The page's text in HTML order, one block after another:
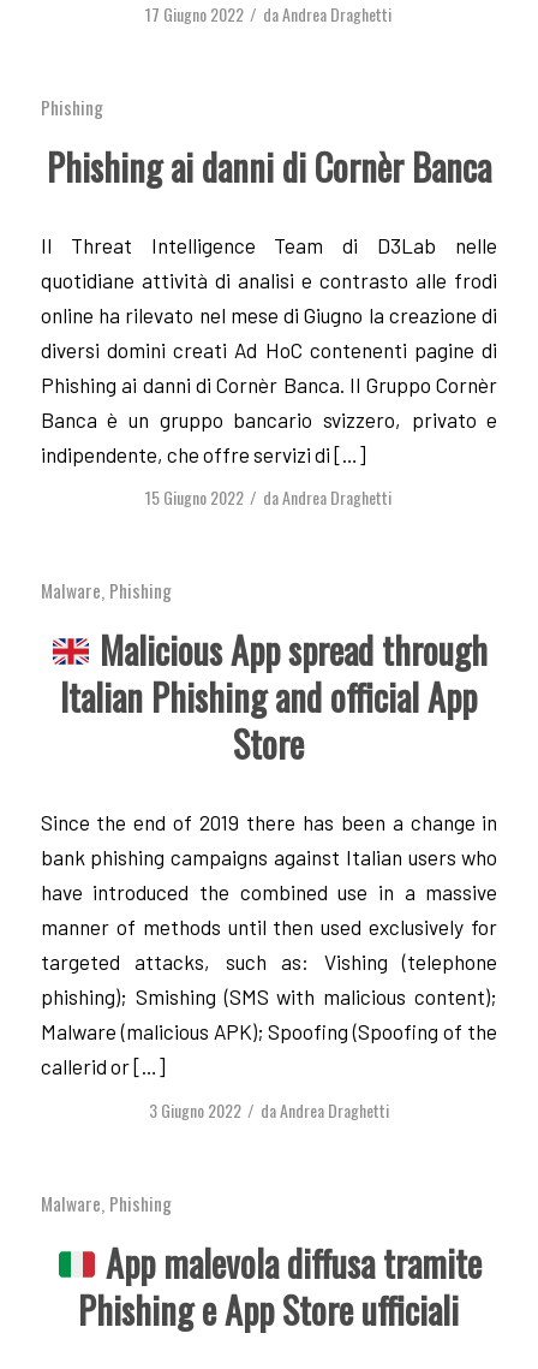
17 Giugno 2022 / daAndrea Draghetti
Phishing
Phishing ai danni di Cornèr Banca
Il Threat Intelligence Team di D3Lab nelle
quotidiane attività di analisi e contrasto alle frodi
online ha rilevato nel mese di Giugno la creazione di
diversi domini creati Ad HoC contenenti pagine di
Phishing ai danni di Cornèr Banca. Il Gruppo Cornèr
Banca è un gruppo bancario svizzero, privato e
indipendente, che offre servizi di […]
15 Giugno 2022 / daAndrea Draghetti
Malware, Phishing
Malicious App spread through
Italian Phishing and official App
Store
Since the end of 2019 there has been a change in
bank phishing campaigns against Italian users who
have introduced the combined use in a massive
manner of methods until then used exclusively for
targeted attacks, such as: Vishing (telephone
phishing); Smishing (SMS with malicious content);
Malware (malicious APK); Spoofing (Spoofing of the
callerid or […]
3 Giugno 2022 / daAndrea Draghetti
Malware, Phishing
App malevola diffusa tramite
Phishing e App Store ufficiali